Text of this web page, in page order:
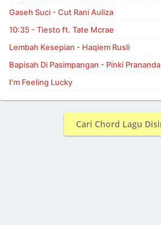
Gaseh Suci - Cut Rani Auliza
10:35 - Tiesto ft. Tate Mcrae
Lembah Kesepian - Haqiem Rusli
Bapisah Di Pasimpangan - Pinki Prananda
I'm Feeling Lucky